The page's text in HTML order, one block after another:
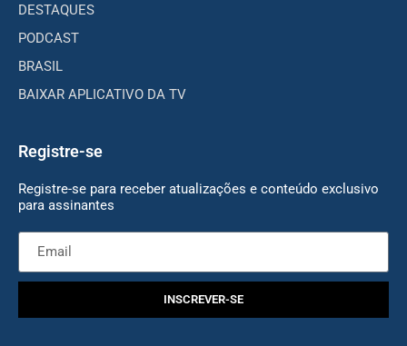
DESTAQUES
PODCAST
BRASIL
BAIXAR APLICATIVO DA TV
Registre-se
Registre-se para receber atualizações e conteúdo exclusivo
para assinantes
INSCREVER-SE